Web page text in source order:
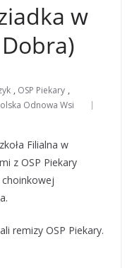
w
, OSP Piekary ,
Odnowa Wsi
Filialna w
z OSP Piekary
remizy OSP Piekary.